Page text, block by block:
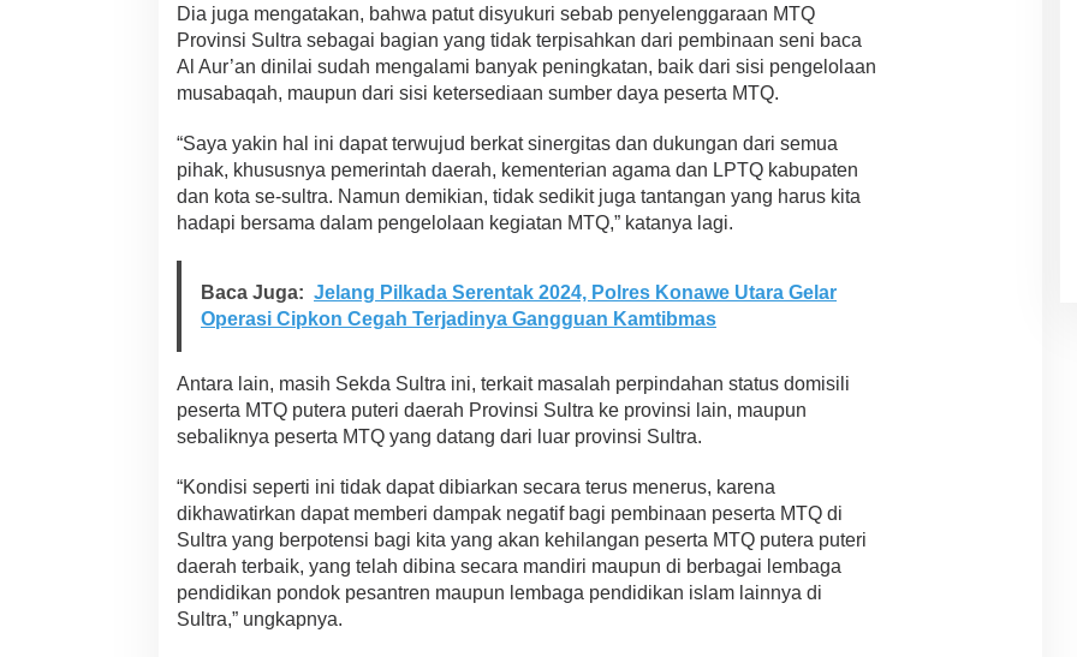
Dia juga mengatakan, bahwa patut disyukuri sebab penyelenggaraan MTQ
Provinsi Sultra sebagai bagian yang tidak terpisahkan dari pembinaan seni baca
Al Aur’an dinilai sudah mengalami banyak peningkatan, baik dari sisi pengelolaan
musabaqah, maupun dari sisi ketersediaan sumber daya peserta MTQ.
“Saya yakin hal ini dapat terwujud berkat sinergitas dan dukungan dari semua
pihak, khususnya pemerintah daerah, kementerian agama dan LPTQ kabupaten
dan kota se-sultra. Namun demikian, tidak sedikit juga tantangan yang harus kita
hadapi bersama dalam pengelolaan kegiatan MTQ,” katanya lagi.
Baca Juga: Jelang Pilkada Serentak 2024, Polres Konawe Utara Gelar
Operasi Cipkon Cegah Terjadinya Gangguan Kamtibmas
Antara lain, masih Sekda Sultra ini, terkait masalah perpindahan status domisili
peserta MTQ putera puteri daerah Provinsi Sultra ke provinsi lain, maupun
sebaliknya peserta MTQ yang datang dari luar provinsi Sultra.
“Kondisi seperti ini tidak dapat dibiarkan secara terus menerus, karena
dikhawatirkan dapat memberi dampak negatif bagi pembinaan peserta MTQ di
Sultra yang berpotensi bagi kita yang akan kehilangan peserta MTQ putera puteri
daerah terbaik, yang telah dibina secara mandiri maupun di berbagai lembaga
pendidikan pondok pesantren maupun lembaga pendidikan islam lainnya di
Sultra,” ungkapnya.